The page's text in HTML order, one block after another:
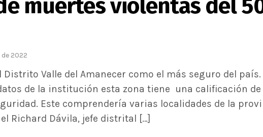
muertes violentas del
2022
Valle del Amanecer como el más seguro del país.
de la institución esta zona tiene una calificación de
Este comprendería varias localidades de la
Richard Dávila, jefe distrital […]